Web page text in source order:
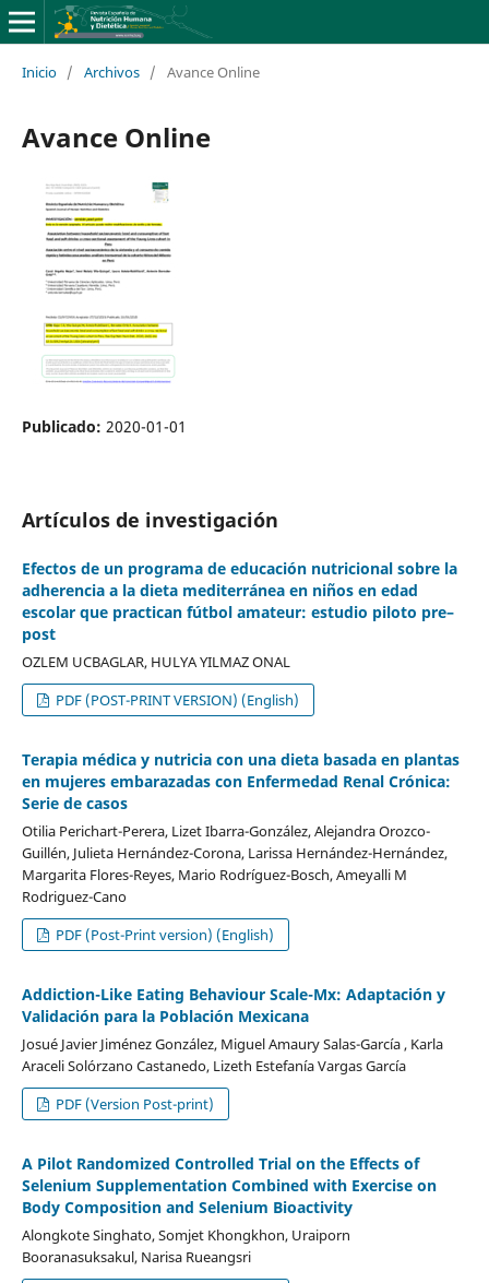
Inicio / Archivos / Avance Online
Avance Online
Publicado: 2020-01-01
Artículos de investigación
Efectos de un programa de educación nutricional sobre la
adherencia a la dieta mediterránea en niños en edad
escolar que practican fútbol amateur: estudio piloto pre–
post
OZLEM UCBAGLAR, HULYA YILMAZ ONAL
PDF (POST-PRINT VERSION) (English)
Terapia médica y nutricia con una dieta basada en plantas
en mujeres embarazadas con Enfermedad Renal Crónica:
Serie de casos
Otilia Perichart-Perera, Lizet Ibarra-González, Alejandra Orozco-
Guillén, Julieta Hernández-Corona, Larissa Hernández-Hernández,
Margarita Flores-Reyes, Mario Rodríguez-Bosch, Ameyalli M
Rodriguez-Cano
PDF (Post-Print version) (English)
Addiction-Like Eating Behaviour Scale-Mx: Adaptación y
Validación para la Población Mexicana
Josué Javier Jiménez González, Miguel Amaury Salas-García , Karla
Araceli Solórzano Castanedo, Lizeth Estefanía Vargas García
PDF (Version Post-print)
A Pilot Randomized Controlled Trial on the Effects of
Selenium Supplementation Combined with Exercise on
Body Composition and Selenium Bioactivity
Alongkote Singhato, Somjet Khongkhon, Uraiporn
Booranasuksakul, Narisa Rueangsri